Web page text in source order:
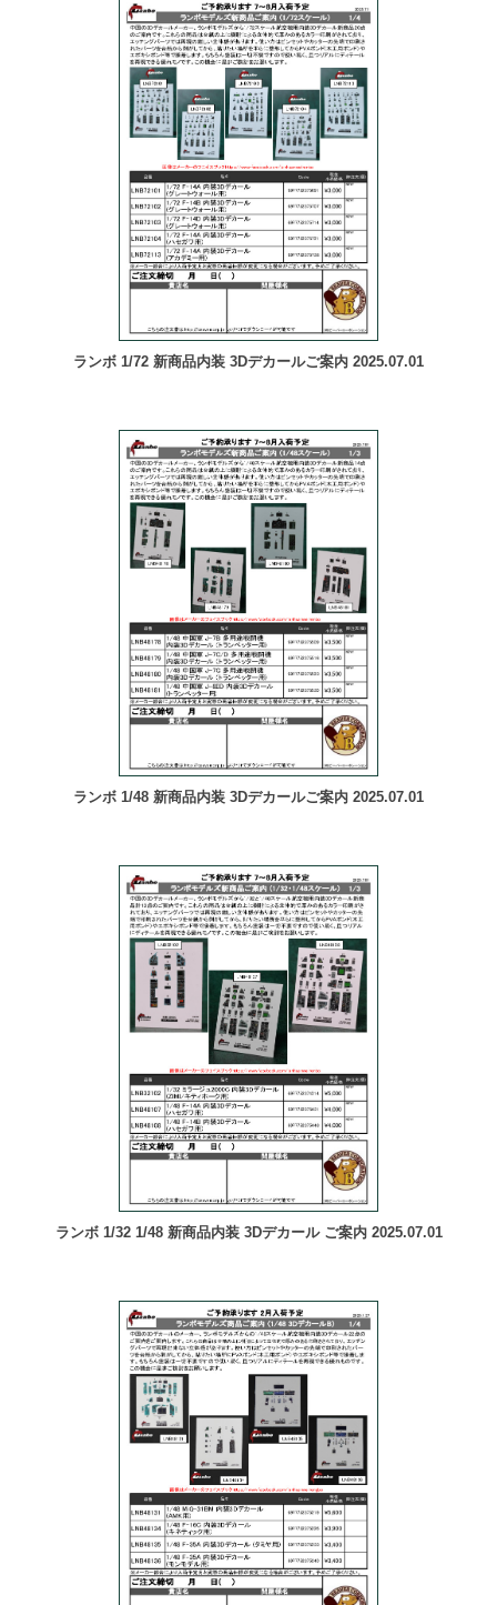
ランボ 1/72 新商品内装 3Dデカールご案内 2025.07.01
ランボ 1/48 新商品内装 3Dデカールご案内 2025.07.01
ランボ 1/32 1/48 新商品内装 3Dデカール ご案内 2025.07.01